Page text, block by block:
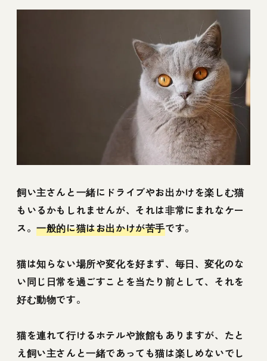
飼い主さんと一緒にドライブやお出かけを楽しむ猫
もいるかもしれませんが、それは非常にまれなケー
ス。一般的に猫はお出かけが苦手です。
猫は知らない場所や変化を好まず、毎日、変化のな
い同じ日常を過ごすことを当たり前として、それを
好む動物です。
猫を連れて行けるホテルや旅館もありますが、たと
え飼い主さんと一緒であっても猫は楽しめないでし